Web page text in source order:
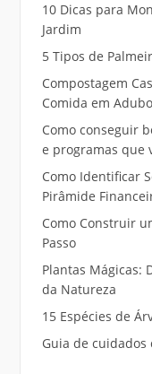
10 Dicas para
Jardim
5 Tipos de
Compostagem
Comida em
Como conseguir
e programas que
Como Identificar
Pirâmide
Como Construir
Passo
Plantas Mágicas:
da Natureza
15 Espécies de
Guia de